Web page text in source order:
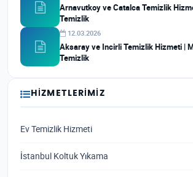
Arnavutkoy ve Catalca Temizlik
Temizlik
12.03.2026
Aksaray ve Incirli Temizlik Hizmeti |
Temizlik
HIZMETLERIMIZ
Ev Temizlik Hizmeti
İstanbul Koltuk Yıkama